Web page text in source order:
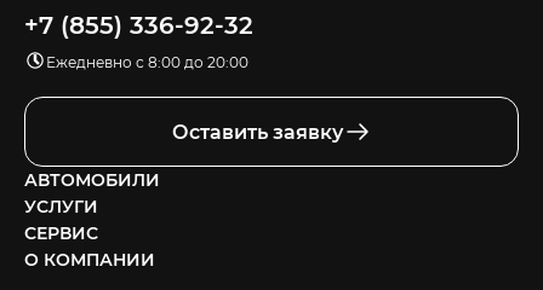
+7 (855) 336-92-32
Ежедневно с 8:00 до 20:00
Оставить заявку
АВТОМОБИЛИ
УСЛУГИ
СЕРВИС
О КОМПАНИИ